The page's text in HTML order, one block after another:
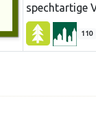
spechtartige
110